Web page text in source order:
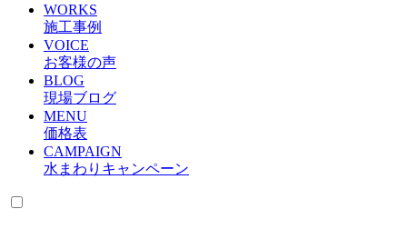
WORKS
施工事例
VOICE
お客様の声
BLOG
現場ブログ
MENU
価格表
CAMPAIGN
水まわりキャンペーン